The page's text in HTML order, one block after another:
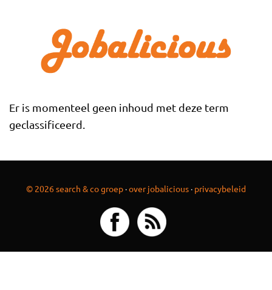
Er is momenteel geen inhoud met deze term
geclassificeerd.
© 2026 search & co groep ·over jobalicious · privacybeleid